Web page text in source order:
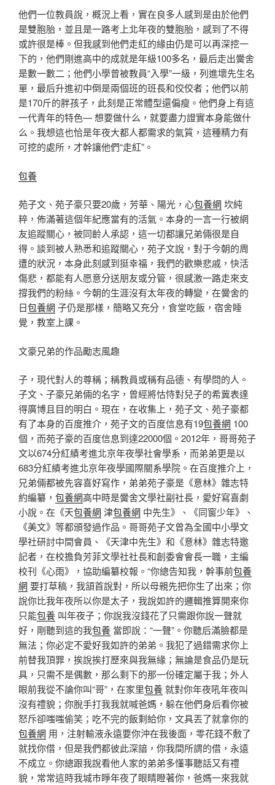
他們一位教員說，概況上看，實在良多人感到是由於他們
是雙胞胎，並且是一路考上北年夜的雙胞胎，感到了不得
或許很是棒。但我感到他們走紅的緣由仍是可以再深挖一
下的，他們剛進高中的成就是年級100多名，最后走出黌舍
是數一數二；他們小學曾被教員“入學”一級，列進壞先生名
單，最后升進初中倒是兩個班的班長和佼佼者；他們以前
是170斤的胖孩子，此刻是正常體型還偏瘦。他們身上有這
一代青年的特色— 想要做什么，就要盡力證實本身能做什
么。我想這也恰是年夜大都人都需求的氣質，這種精力有
可挖的處所，才幹讓他們“走紅”。
包養
苑子文、苑子豪只要20歲，芳華、陽光，心包養網 坎純
粹，佈滿著這個年紀應當有的活氣。本身的一言一行被網
友追蹤關心，被同齡人承認，這一切都讓兄弟倆很是自
得。談到被人熟悉和追蹤關心，苑子文說，對于今朝的周
遭的狀況，本身此刻感到挺幸福，我們的歡樂悲戚，快活
傷悲，都能有人愿意分送朋友或分管，很感激一路走來支
撐我們的粉絲。今朝的生涯沒有太年夜的轉變，在黌舍的
日包養網 子仍是那樣，簡略又充分，食堂吃飯，宿舍睡
覺，教室上課。
文豪兄弟的作品勵志風趣
子，現代對人的尊稱；稱教員或稱有品德、有學問的人。
子文、子豪兄弟倆的名字，曾經將怙恃對兒子的希冀表達
得廣博且目的明白。現在，在收集上，苑子文、苑子豪都
有了本身的百度推介，苑子文的百度信息有19包養網 100
個，而苑子豪的百度信息到達22000個。2012年，哥哥苑子
文以674分紅績考進北京年夜學社會學系，而弟弟更是以
683分紅績考進北京年夜學國際關系學院。在百度推介上，
兄弟倆都被先容喜好寫作，弟弟苑子豪是《意林》雜志特
約編纂， 包養網高中時是黌舍文學社副社長，愛好寫喜劇
小說。在《天包養網 津包養網 中先生》、《同窗少年》、
《美文》等都頒發過作品。哥哥苑子文曾為全國中小學文
學社研討中間會員、《天津中先生》和《意林》雜志特邀
記者，在校擔負芳菲文學社社長和創委會會長一職，主編
校刊《心雨》，協助編纂校報。“你總告知我，幹事前包養
網 要打草稿，我頷首說對，所以母親先把你生了出來；你
說你比我年夜所以你是太子，我說如許的邏輯推算開來你
只能包養 叫年夜子；你說我沒錢花了只需跟你說一聲就
好，剛聽到這的我包養 當即說：“一聲”。你聽后滿臉都是
無法；你必定不愛好我如許的弟弟。我犯了過錯需求你上
前替我頂罪，挨說挨打歷來與我無緣；無論是食品仍是玩
具，只需不是偶數，那么剩下的那一份確定屬于我；外人
眼前我從不論你叫“哥”，在家里包養就對你年夜吼年夜叫
沒有禮貌；你脫手打我我就喊爸媽，躲在他們身后看你被
怒斥卻嗤嗤偷笑；吃不完的飯剩給你，文具丟了就拿你的
包養網 用，注射輸液永遠要你沖在我後面，零花錢不敷了
就找你借，但是我們都彼此深諳，你我間所謂的借，永遠
不成立。你總跟我說看他人家的弟弟多懂事聽話又有禮
貌，常常這時我城市睜年夜了眼睛瞪著你，爸媽一來我就